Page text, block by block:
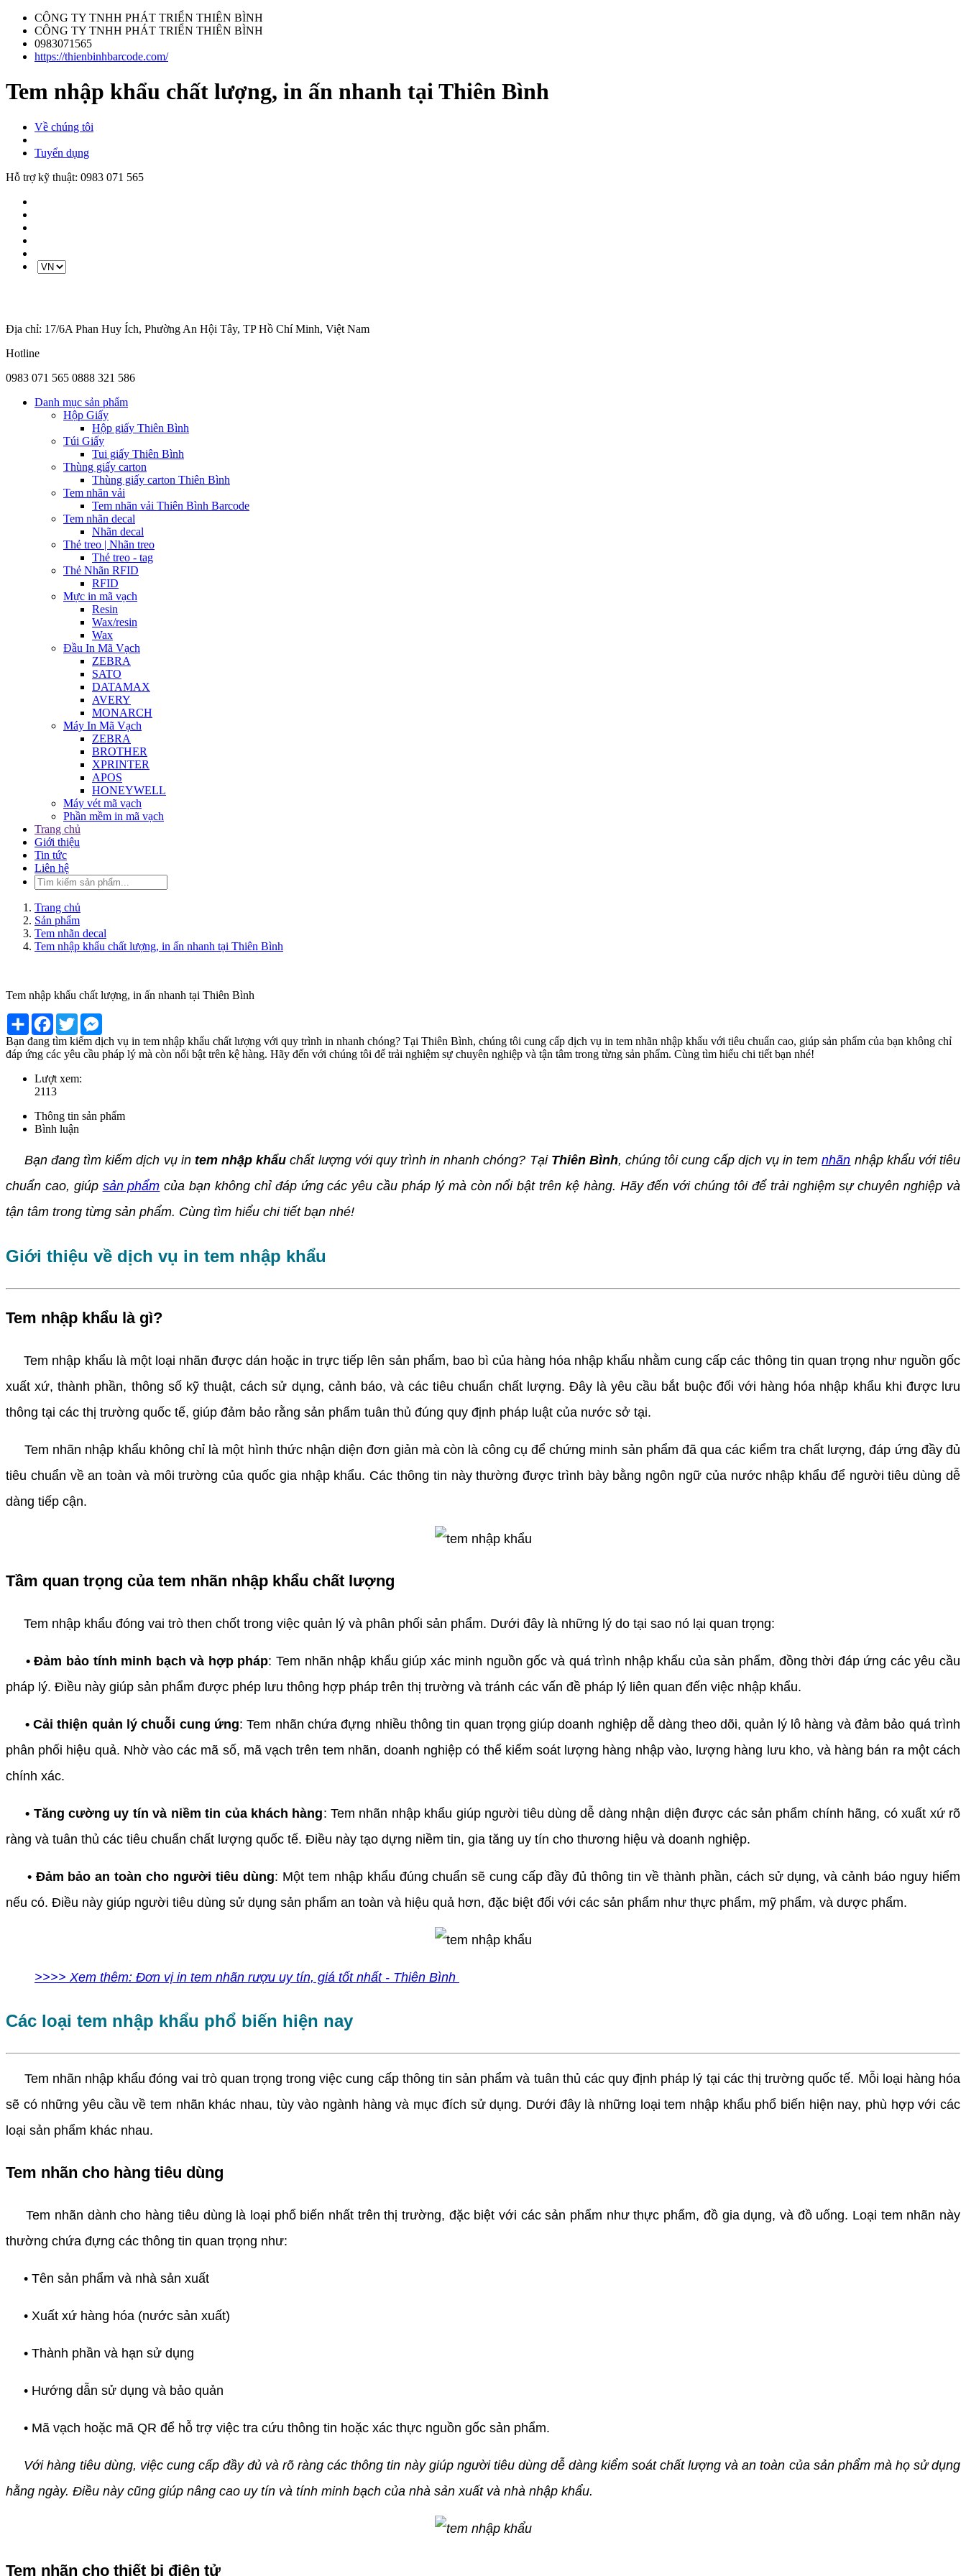
CÔNG TY TNHH PHÁT TRIỂN THIÊN BÌNH
CÔNG TY TNHH PHÁT TRIỂN THIÊN BÌNH
0983071565
https://thienbinhbarcode.com/
Tem nhập khẩu chất lượng, in ấn nhanh tại Thiên Bình
Về chúng tôi
Tuyển dụng
Hỗ trợ kỹ thuật: 0983 071 565
Địa chỉ: 17/6A Phan Huy Ích, Phường An Hội Tây, TP Hồ Chí Minh, Việt Nam
Hotline
0983 071 565 0888 321 586
Danh mục sản phẩm
Hộp Giấy
Hộp giấy Thiên Bình
Túi Giấy
Tui giấy Thiên Bình
Thùng giấy carton
Thùng giấy carton Thiên Bình
Tem nhãn vải
Tem nhãn vải Thiên Bình Barcode
Tem nhãn decal
Nhãn decal
Thẻ treo | Nhãn treo
Thẻ treo - tag
Thẻ Nhãn RFID
RFID
Mực in mã vạch
Resin
Wax/resin
Wax
Đầu In Mã Vạch
ZEBRA
SATO
DATAMAX
AVERY
MONARCH
Máy In Mã Vạch
ZEBRA
BROTHER
XPRINTER
APOS
HONEYWELL
Máy vét mã vạch
Phần mềm in mã vạch
Trang chủ
Giới thiệu
Tin tức
Liên hệ
Trang chủ
Sản phẩm
Tem nhãn decal
Tem nhập khẩu chất lượng, in ấn nhanh tại Thiên Bình
Tem nhập khẩu chất lượng, in ấn nhanh tại Thiên Bình
Share Facebook
Twitter
Bạn đang tìm kiếm dịch vụ in tem nhập khẩu chất lượng với quy trình in nhanh chóng? Tại Thiên Bình, chúng tôi cung cấp dịch vụ in tem nhãn nhập khẩu với tiêu chuẩn cao, giúp sản phẩm của bạn không chỉ
đáp ứng các yêu cầu pháp lý mà còn nổi bật trên kệ hàng. Hãy đến với chúng tôi để trải nghiệm sự chuyên nghiệp và tận tâm trong từng sản phẩm. Cùng tìm hiểu chi tiết bạn nhé!
Lượt xem:
2113
Thông tin sản phẩm
Bình luận
Bạn đang tìm kiếm dịch vụ in tem nhập khẩu chất lượng với quy trình in nhanh chóng? Tại Thiên Bình, chúng tôi cung cấp dịch vụ in temnhãn nhập khẩu với tiêu
chuẩn cao, giúp sản phẩm của bạn không chỉ đáp ứng các yêu cầu pháp lý mà còn nổi bật trên kệ hàng. Hãy đến với chúng tôi để trải nghiệm sự chuyên nghiệp và
tận tâm trong từng sản phẩm. Cùng tìm hiểu chi tiết bạn nhé!
Giới thiệu về dịch vụ in tem nhập khẩu
Tem nhập khẩu là gì?
Tem nhập khẩu là một loại nhãn được dán hoặc in trực tiếp lên sản phẩm, bao bì của hàng hóa nhập khẩu nhằm cung cấp các thông tin quan trọng như nguồn gốc
xuất xứ, thành phần, thông số kỹ thuật, cách sử dụng, cảnh báo, và các tiêu chuẩn chất lượng. Đây là yêu cầu bắt buộc đối với hàng hóa nhập khẩu khi được lưu
thông tại các thị trường quốc tế, giúp đảm bảo rằng sản phẩm tuân thủ đúng quy định pháp luật của nước sở tại.
Tem nhãn nhập khẩu không chỉ là một hình thức nhận diện đơn giản mà còn là công cụ để chứng minh sản phẩm đã qua các kiểm tra chất lượng, đáp ứng đầy đủ
tiêu chuẩn về an toàn và môi trường của quốc gia nhập khẩu. Các thông tin này thường được trình bày bằng ngôn ngữ của nước nhập khẩu để người tiêu dùng dễ
dàng tiếp cận.
Tầm quan trọng của tem nhãn nhập khẩu chất lượng
Tem nhập khẩu đóng vai trò then chốt trong việc quản lý và phân phối sản phẩm. Dưới đây là những lý do tại sao nó lại quan trọng:
• Đảm bảo tính minh bạch và hợp pháp: Tem nhãn nhập khẩu giúp xác minh nguồn gốc và quá trình nhập khẩu của sản phẩm, đồng thời đáp ứng các yêu cầu
pháp lý. Điều này giúp sản phẩm được phép lưu thông hợp pháp trên thị trường và tránh các vấn đề pháp lý liên quan đến việc nhập khẩu.
• Cải thiện quản lý chuỗi cung ứng: Tem nhãn chứa đựng nhiều thông tin quan trọng giúp doanh nghiệp dễ dàng theo dõi, quản lý lô hàng và đảm bảo quá trình
phân phối hiệu quả. Nhờ vào các mã số, mã vạch trên tem nhãn, doanh nghiệp có thể kiểm soát lượng hàng nhập vào, lượng hàng lưu kho, và hàng bán ra một cách
chính xác.
• Tăng cường uy tín và niềm tin của khách hàng: Tem nhãn nhập khẩu giúp người tiêu dùng dễ dàng nhận diện được các sản phẩm chính hãng, có xuất xứ rõ
ràng và tuân thủ các tiêu chuẩn chất lượng quốc tế. Điều này tạo dựng niềm tin, gia tăng uy tín cho thương hiệu và doanh nghiệp.
• Đảm bảo an toàn cho người tiêu dùng: Một tem nhập khẩu đúng chuẩn sẽ cung cấp đầy đủ thông tin về thành phần, cách sử dụng, và cảnh báo nguy hiểm
nếu có. Điều này giúp người tiêu dùng sử dụng sản phẩm an toàn và hiệu quả hơn, đặc biệt đối với các sản phẩm như thực phẩm, mỹ phẩm, và dược phẩm.
>>>> Xem thêm: Đơn vị in tem nhãn rượu uy tín, giá tốt nhất - Thiên Bình
Các loại tem nhập khẩu phổ biến hiện nay
Tem nhãn nhập khẩu đóng vai trò quan trọng trong việc cung cấp thông tin sản phẩm và tuân thủ các quy định pháp lý tại các thị trường quốc tế. Mỗi loại hàng hóa
sẽ có những yêu cầu về tem nhãn khác nhau, tùy vào ngành hàng và mục đích sử dụng. Dưới đây là những loại tem nhập khẩu phổ biến hiện nay, phù hợp với các
loại sản phẩm khác nhau.
Tem nhãn cho hàng tiêu dùng
Tem nhãn dành cho hàng tiêu dùng là loại phổ biến nhất trên thị trường, đặc biệt với các sản phẩm như thực phẩm, đồ gia dụng, và đồ uống. Loại tem nhãn này
thường chứa đựng các thông tin quan trọng như:
• Tên sản phẩm và nhà sản xuất
• Xuất xứ hàng hóa (nước sản xuất)
• Thành phần và hạn sử dụng
• Hướng dẫn sử dụng và bảo quản
• Mã vạch hoặc mã QR để hỗ trợ việc tra cứu thông tin hoặc xác thực nguồn gốc sản phẩm.
Với hàng tiêu dùng, việc cung cấp đầy đủ và rõ ràng các thông tin này giúp người tiêu dùng dễ dàng kiểm soát chất lượng và an toàn của sản phẩm mà họ sử dụng
hằng ngày. Điều này cũng giúp nâng cao uy tín và tính minh bạch của nhà sản xuất và nhà nhập khẩu.
Tem nhãn cho thiết bị điện tử